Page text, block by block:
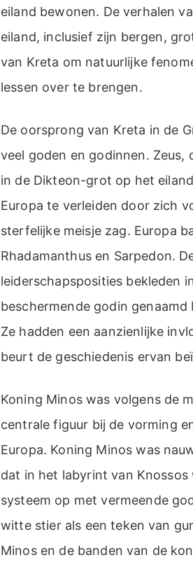
eiland bewonen. De verhalen
eiland, inclusief zijn bergen,
van Kreta om natuurlijke
lessen over te brengen.
De oorsprong van Kreta in de
veel goden en godinnen.
in de Dikteon-grot op het
Europa te verleiden door zich
sterfelijke meisje zag. Europa
Rhadamanthus en Sarpedon.
leiderschapsposities bekleden
beschermende godin genaamd
Ze hadden een aanzienlijke
beurt de geschiedenis ervan
Koning Minos was volgens de
centrale figuur bij de vorming
Europa. Koning Minos was
dat in het labyrint van
systeem op met vermeende
witte stier als een teken van
Minos en de banden van de